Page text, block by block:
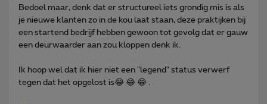
Bedoel maar, denk dat er structureel iets grondig mis is als
je nieuwe klanten zo in de kou laat staan, deze praktijken bij
een startend bedrijf hebben gewoon tot gevolg dat er gauw
een deurwaarder aan zou kloppen denk ik.
Ik hoop wel dat ik hier niet een "legend" status verwerf
tegen dat het opgelost is😂 😂 😂 .